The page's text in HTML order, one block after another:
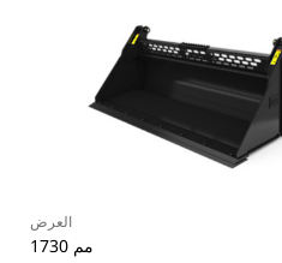
العرض
1730 مم